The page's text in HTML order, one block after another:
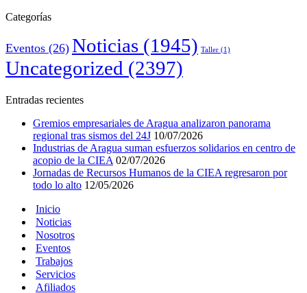
Categorías
Eventos (26) Noticias (1945) Taller (1)
Uncategorized (2397)
Entradas recientes
Gremios empresariales de Aragua analizaron panorama
regional tras sismos del 24J 10/07/2026
Industrias de Aragua suman esfuerzos solidarios en centro de
acopio de la CIEA 02/07/2026
Jornadas de Recursos Humanos de la CIEA regresaron por
todo lo alto 12/05/2026
Inicio
Noticias
Nosotros
Eventos
Trabajos
Servicios
Afiliados